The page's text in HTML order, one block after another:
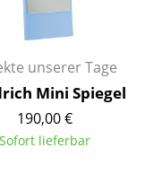
unserer Tage
Mini Spiegel
190,00 €
Sofort lieferbar